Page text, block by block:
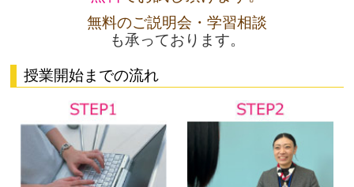
無料のご説明会・学習相談
も承っております。
授業開始までの流れ